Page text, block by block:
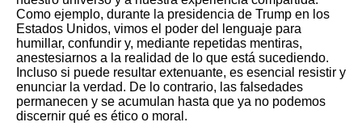
Como ejemplo, durante la presidencia de Trump en los
Estados Unidos, vimos el poder del lenguaje para
humillar, confundir y, mediante repetidas mentiras,
anestesiarnos a la realidad de lo que está sucediendo.
Incluso si puede resultar extenuante, es esencial resistir y
enunciar la verdad. De lo contrario, las falsedades
permanecen y se acumulan hasta que ya no podemos
discernir qué es ético o moral.